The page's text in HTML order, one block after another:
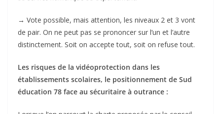
→ Vote possible, mais attention, les niveaux 2 et 3 vont
de pair. On ne peut pas se prononcer sur l’un et l’autre
distinctement. Soit on accepte tout, soit on refuse tout.
Les risques de la vidéoprotection dans les
établissements scolaires, le positionnement de Sud
éducation 78 face au sécuritaire à outrance :